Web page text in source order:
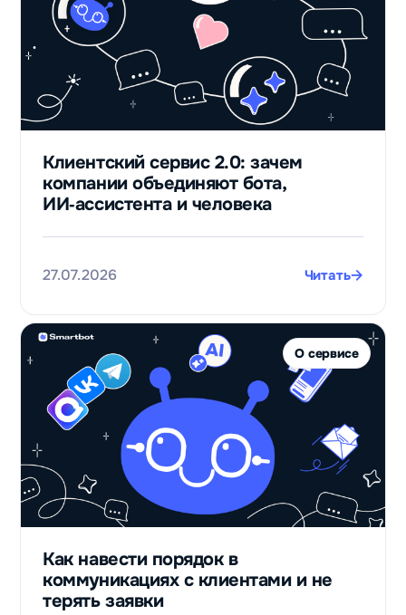
947
столько
контактов
клиентов
получили с
нуля после
Черников
Финансовый
лидогенератор
Телепорт
в
125
раз
увеличили
выручку
Клиентский сервис 2.0: зачем
компании объединяют бота,
ИИ‑ассистента и человека
27.07.2026 Читать
О сервисе
Как навести порядок в
коммуникациях с клиентами и не
терять заявки